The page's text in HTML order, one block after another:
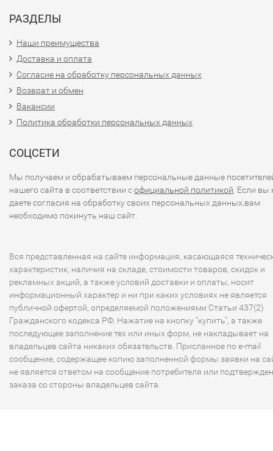
РАЗДЕЛЫ
Наши преимущества
Доставка и оплата
Согласие на обработку персональных данных
Возврат и обмен
Вакансии
Политика обработки персональных данных
СОЦСЕТИ
Мы получаем и обрабатываем персональные данные
нашего сайта в соответствии софициальной политикой . Если вы
даете согласия на обработку своих персональных данных,вам
необходимо покинуть наш сайт.
Вся представленная на сайте информация, касающаяся
характеристик, наличия на складе, стоимости товаров, скидок и
рекламных акций, а также условий доставки и оплаты, носит
информационный характер и ни при каких условиях не является
публичной офертой, определяемой положениями Статьи 437(2)
Гражданского кодекса РФ. Нажатие на кнопку "купить", а также
последующее заполнение тех или иных форм, не накладывает на
владельцев сайта никаких обязательств. Присланное по e-mail
сообщение, содержащее копию заполненной формы заявки на
не является ответом на сообщение потребителя или
заказа со стороны владельцев сайта.